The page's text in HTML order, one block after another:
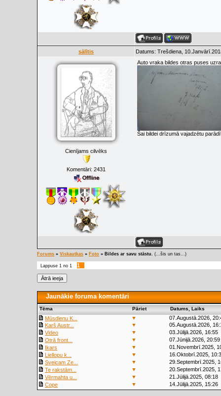
sālītis Datums: Trešdiena,
Cienījams cilvēks
Komentāri: 2431
Auto vraka bildes otras puses
Šai bildei drīzumā vajadzētu
Forums » Viskautkas » Foto » Bildes ar savu stāstu. (...šis un tas...)
Lappuse 1 no 1 1
Jaunākie foruma komentāri
Tēma Pāriet Datums, Laiks
Mūsdienu K... ▼
07.Augustā.2026,
Karš Austr...
▼
05.Augustā.2026,
Video
▼
03.Jūlijā.2026, 16:55
Otrā front...
▼
07.Jūnijā.2026, 20:59
Ikars
▼
01.Novembrī.2025,
Liellopu k...
▼
16.Oktobrī.2025,
Sveicam Ze...
▼
29.Septembrī.2025,
Te rakstām...
▼
20.Septembrī.2025,
Vērmahta u...
▼
21.Jūlijā.2025, 08:18
Cope
▼ 14.Jūlijā.2025, 15:26